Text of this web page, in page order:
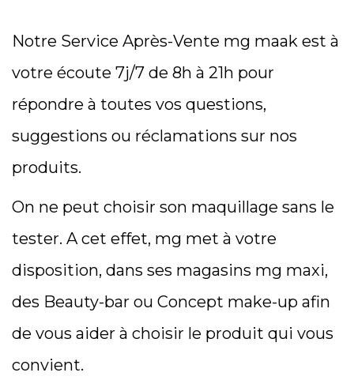
Notre Service Après-Vente mg maak est à
votre écoute 7j/7 de 8h à 21h pour
répondre à toutes vos questions,
suggestions ou réclamations sur nos
produits.
On ne peut choisir son maquillage sans le
tester. A cet effet, mg met à votre
disposition, dans ses magasins mg maxi,
des Beauty-bar ou Concept make-up afin
de vous aider à choisir le produit qui vous
convient.